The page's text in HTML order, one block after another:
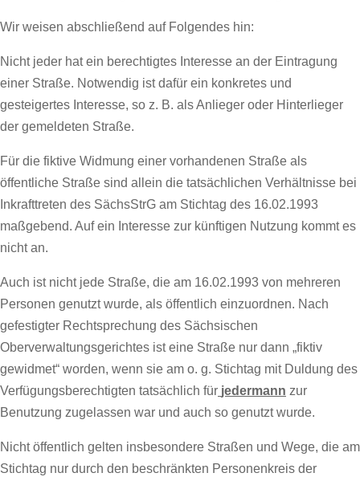
Wir weisen abschließend auf Folgendes hin:
Nicht jeder hat ein berechtigtes Interesse an der Eintragung
einer Straße. Notwendig ist dafür ein konkretes und
gesteigertes Interesse, so z. B. als Anlieger oder Hinterlieger
der gemeldeten Straße.
Für die fiktive Widmung einer vorhandenen Straße als
öffentliche Straße sind allein die tatsächlichen Verhältnisse bei
Inkrafttreten des SächsStrG am Stichtag des 16.02.1993
maßgebend. Auf ein Interesse zur künftigen Nutzung kommt es
nicht an.
Auch ist nicht jede Straße, die am 16.02.1993 von mehreren
Personen genutzt wurde, als öffentlich einzuordnen. Nach
gefestigter Rechtsprechung des Sächsischen
Oberverwaltungsgerichtes ist eine Straße nur dann „fiktiv
gewidmet“ worden, wenn sie am o. g. Stichtag mit Duldung des
Verfügungsberechtigten tatsächlich für jedermann zur
Benutzung zugelassen war und auch so genutzt wurde.
Nicht öffentlich gelten insbesondere Straßen und Wege, die am
Stichtag nur durch den beschränkten Personenkreis der